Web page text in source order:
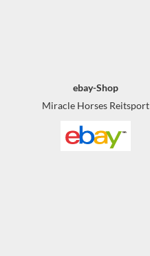
ebay-Shop
Miracle Horses Reitsport